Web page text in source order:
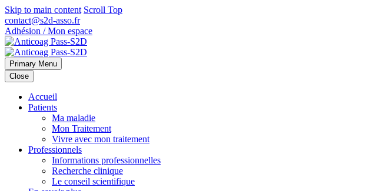
Skip to main content Scroll Top
contact@s2d-asso.fr
Adhésion / Mon espace
Primary Menu
Close
Accueil
Patients
Ma maladie
Mon Traitement
Vivre avec mon traitement
Professionnels
Informations professionnelles
Recherche clinique
Le conseil scientifique